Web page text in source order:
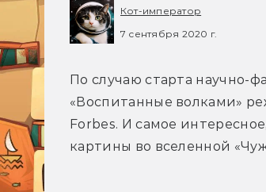
Кот-император
7 сентября 2020 г.
По случаю старта научно-
«Воспитанные волками»
Forbes. И самое
картины во вселенной